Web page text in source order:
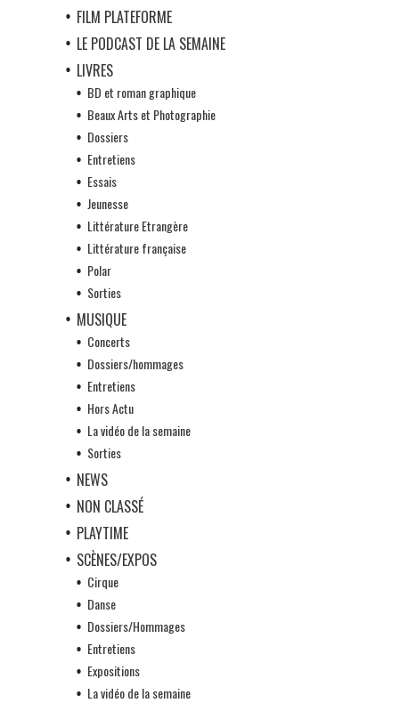
FILM PLATEFORME
LE PODCAST DE LA SEMAINE
LIVRES
BD et roman graphique
Beaux Arts et Photographie
Dossiers
Entretiens
Essais
Jeunesse
Littérature Etrangère
Littérature française
Polar
Sorties
MUSIQUE
Concerts
Dossiers/hommages
Entretiens
Hors Actu
La vidéo de la semaine
Sorties
NEWS
NON CLASSÉ
PLAYTIME
SCÈNES/EXPOS
Cirque
Danse
Dossiers/Hommages
Entretiens
Expositions
La vidéo de la semaine